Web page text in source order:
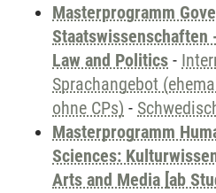
Masterprogramm
Staatswissenschaften
Law and Politics -
Sprachangebot
ohne CPs) -
Masterprogramm
Sciences:
Arts and Media [ab